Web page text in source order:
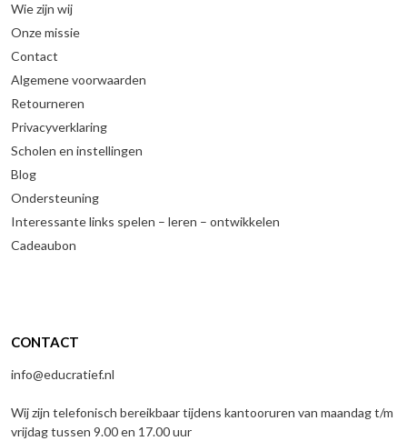
Wie zijn wij
Onze missie
Contact
Algemene voorwaarden
Retourneren
Privacyverklaring
Scholen en instellingen
Blog
Ondersteuning
Interessante links spelen – leren – ontwikkelen
Cadeaubon
CONTACT
info@educratief.nl
Wij zijn telefonisch bereikbaar tijdens kantooruren van maandag t/m
vrijdag tussen 9.00 en 17.00 uur